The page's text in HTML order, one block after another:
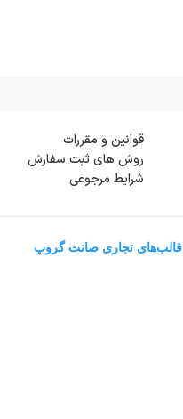
قوانین و مقررات
روش های ثبت سفارش
شرایط مرجوعی
قالب‌های تجاری صانت گروپ